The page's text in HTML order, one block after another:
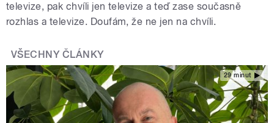
televize, pak chvíli jen televize a teď zase současně
rozhlas a televize. Doufám, že ne jen na chvíli.
VŠECHNY ČLÁNKY
29 minut